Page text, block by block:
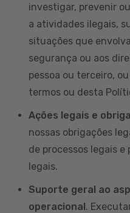
investigar, prevenir
a atividades ilegais,
situações que
segurança ou aos
pessoa ou terceiro,
termos ou desta
Ações legais e
nossas obrigações
de processos legais
legais.
Suporte geral ao
operacional.